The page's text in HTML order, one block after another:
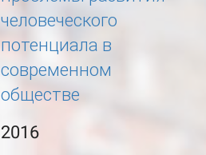
человеческого
потенциала в
современном
обществе
2016